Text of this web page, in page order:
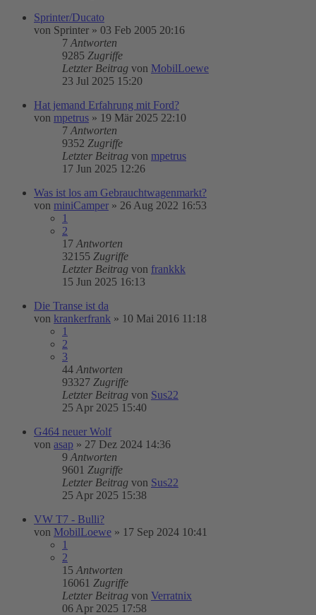
Sprinter/Ducato
von Sprinter » 03 Feb 2005 20:16
7 Antworten
9285 Zugriffe
Letzter Beitrag von MobilLoewe
23 Jul 2025 15:20
Hat jemand Erfahrung mit Ford?
von mpetrus » 19 Mär 2025 22:10
7 Antworten
9352 Zugriffe
Letzter Beitrag von mpetrus
17 Jun 2025 12:26
Was ist los am Gebrauchtwagenmarkt?
von miniCamper » 26 Aug 2022 16:53
1
2
17 Antworten
32155 Zugriffe
Letzter Beitrag von frankkk
15 Jun 2025 16:13
Die Transe ist da
von krankerfrank » 10 Mai 2016 11:18
1
2
3
44 Antworten
93327 Zugriffe
Letzter Beitrag von Sus22
25 Apr 2025 15:40
G464 neuer Wolf
von asap » 27 Dez 2024 14:36
9 Antworten
9601 Zugriffe
Letzter Beitrag von Sus22
25 Apr 2025 15:38
VW T7 - Bulli?
von MobilLoewe » 17 Sep 2024 10:41
1
2
15 Antworten
16061 Zugriffe
Letzter Beitrag von Verratnix
06 Apr 2025 17:58